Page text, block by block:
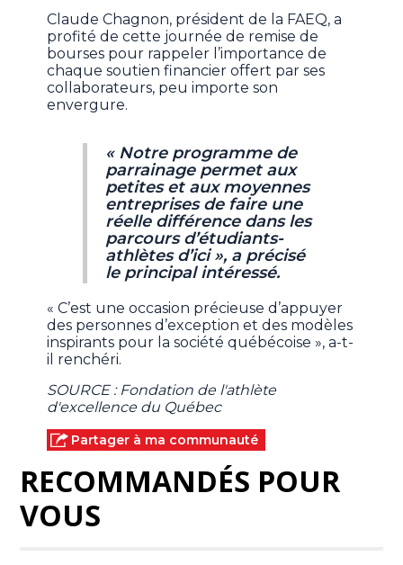
Claude Chagnon, président de la FAEQ, a
profité de cette journée de remise de
bourses pour rappeler l’importance de
chaque soutien financier offert par ses
collaborateurs, peu importe son
envergure.
« Notre programme de
parrainage permet aux
petites et aux moyennes
entreprises de faire une
réelle différence dans les
parcours d’étudiants-
athlètes d’ici », a précisé
le principal intéressé.
« C’est une occasion précieuse d’appuyer
des personnes d’exception et des modèles
inspirants pour la société québécoise », a-t-
il renchéri.
SOURCE : Fondation de l'athlète
d'excellence du Québec
Partager à ma communauté
RECOMMANDÉS POUR
VOUS